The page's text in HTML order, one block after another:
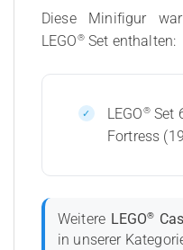
Diese Minifigur
LEGO®Set enthalten:
LEGO®Set
Fortress
Weitere LEGO®
in unserer